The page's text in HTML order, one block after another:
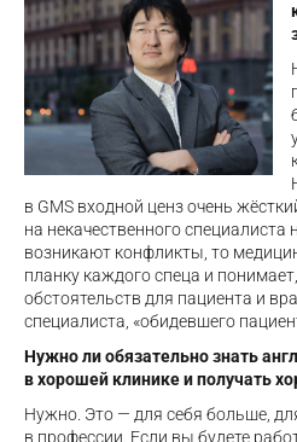
в GMS входной ценз очень
на некачественного специалиста
возникают конфликты, то
планку каждого спеца и
обстоятельств для пациента и
специалиста, «обидевшего
Нужно ли обязательно знать
в хорошей клинике и получать
Нужно. Это — для себя больше,
в профессии. Если вы будете